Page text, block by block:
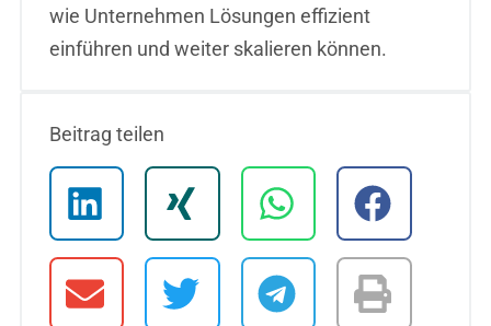
wie Unternehmen Lösungen effizient
einführen und weiter skalieren können.
Beitrag teilen